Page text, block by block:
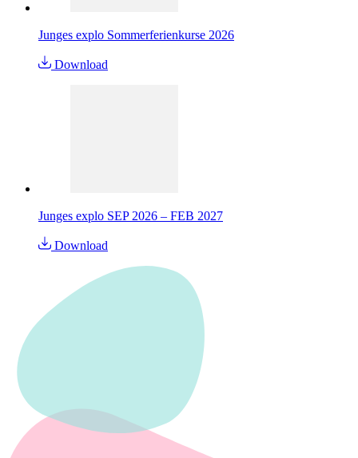
Junges explo Sommerferienkurse 2026
Download
Junges explo SEP 2026 – FEB 2027
Download